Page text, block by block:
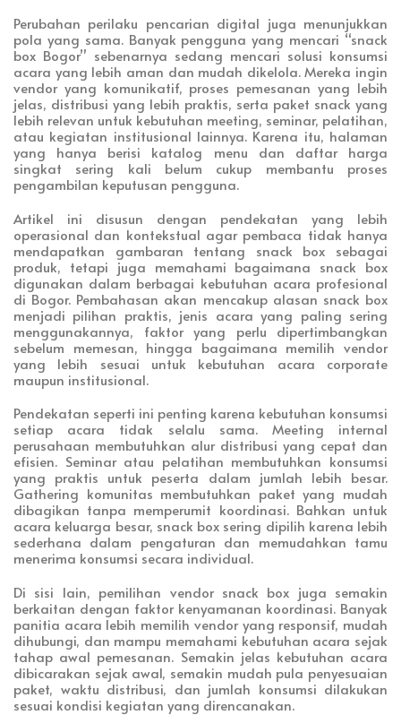
Perubahan perilaku pencarian digital juga menunjukkan
pola yang sama. Banyak pengguna yang mencari “snack
box Bogor” sebenarnya sedang mencari solusi konsumsi
acara yang lebih aman dan mudah dikelola. Mereka ingin
vendor yang komunikatif, proses pemesanan yang lebih
jelas, distribusi yang lebih praktis, serta paket snack yang
lebih relevan untuk kebutuhan meeting, seminar, pelatihan,
atau kegiatan institusional lainnya. Karena itu, halaman
yang hanya berisi katalog menu dan daftar harga
singkat sering kali belum cukup membantu proses
pengambilan keputusan pengguna.
Artikel ini disusun dengan pendekatan yang lebih
operasional dan kontekstual agar pembaca tidak hanya
mendapatkan gambaran tentang snack box sebagai
produk, tetapi juga memahami bagaimana snack box
digunakan dalam berbagai kebutuhan acara profesional
di Bogor. Pembahasan akan mencakup alasan snack box
menjadi pilihan praktis, jenis acara yang paling sering
menggunakannya, faktor yang perlu dipertimbangkan
sebelum memesan, hingga bagaimana memilih vendor
yang lebih sesuai untuk kebutuhan acara corporate
maupun institusional.
Pendekatan seperti ini penting karena kebutuhan konsumsi
setiap acara tidak selalu sama. Meeting internal
perusahaan membutuhkan alur distribusi yang cepat dan
efisien. Seminar atau pelatihan membutuhkan konsumsi
yang praktis untuk peserta dalam jumlah lebih besar.
Gathering komunitas membutuhkan paket yang mudah
dibagikan tanpa memperumit koordinasi. Bahkan untuk
acara keluarga besar, snack box sering dipilih karena lebih
sederhana dalam pengaturan dan memudahkan tamu
menerima konsumsi secara individual.
Di sisi lain, pemilihan vendor snack box juga semakin
berkaitan dengan faktor kenyamanan koordinasi. Banyak
panitia acara lebih memilih vendor yang responsif, mudah
dihubungi, dan mampu memahami kebutuhan acara sejak
tahap awal pemesanan. Semakin jelas kebutuhan acara
dibicarakan sejak awal, semakin mudah pula penyesuaian
paket, waktu distribusi, dan jumlah konsumsi dilakukan
sesuai kondisi kegiatan yang direncanakan.